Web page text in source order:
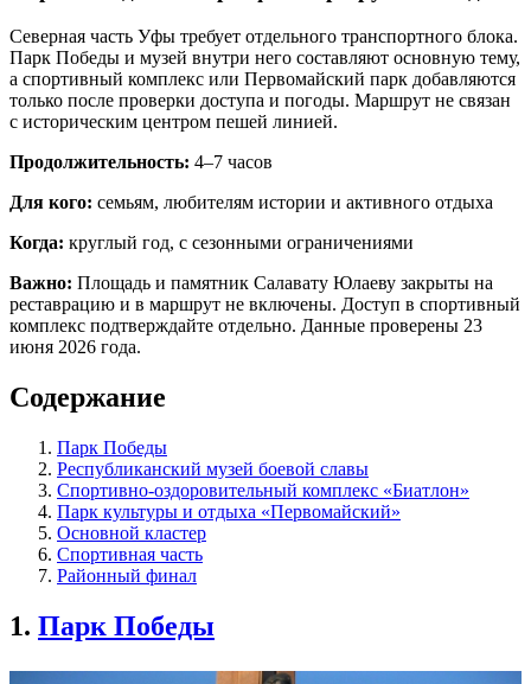
Северная часть Уфы требует отдельного транспортного блока.
Парк Победы и музей внутри него составляют основную тему,
а спортивный комплекс или Первомайский парк добавляются
только после проверки доступа и погоды. Маршрут не связан
с историческим центром пешей линией.
Продолжительность: 4–7 часов
Для кого: семьям, любителям истории и активного отдыха
Когда: круглый год, с сезонными ограничениями
Важно: Площадь и памятник Салавату Юлаеву закрыты на
реставрацию и в маршрут не включены. Доступ в спортивный
комплекс подтверждайте отдельно. Данные проверены 23
июня 2026 года.
Содержание
Парк Победы
Республиканский музей боевой славы
Спортивно-оздоровительный комплекс «Биатлон»
Парк культуры и отдыха «Первомайский»
Основной кластер
Спортивная часть
Районный финал
1. Парк Победы